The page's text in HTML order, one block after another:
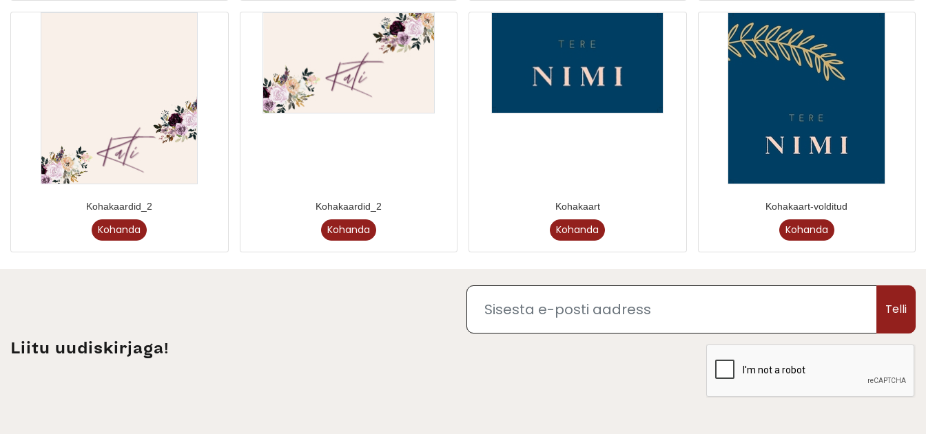
Kohakaardid_2
Kohanda
Kohakaardid_2
Kohanda
Kohakaart
Kohanda
Kohakaart-volditud
Kohanda
Liitu uudiskirjaga!
Telli